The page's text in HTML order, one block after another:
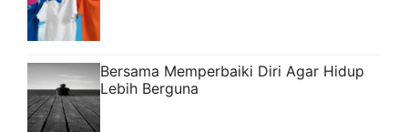
Bersama Memperbaiki Diri Agar Hidup
Lebih Berguna